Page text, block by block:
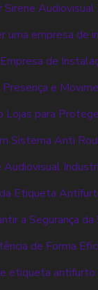
Sirene
uma empresa de
de
Presença e
para
Sistema Anti
Audiovisual
Etiqueta
a Segurança da
de Forma
etiqueta antifurto